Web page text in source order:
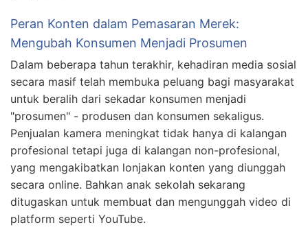
Peran Konten dalam Pemasaran Merek:
Mengubah Konsumen Menjadi Prosumen
Dalam beberapa tahun terakhir, kehadiran media sosial
secara masif telah membuka peluang bagi masyarakat
untuk beralih dari sekadar konsumen menjadi
"prosumen" - produsen dan konsumen sekaligus.
Penjualan kamera meningkat tidak hanya di kalangan
profesional tetapi juga di kalangan non-profesional,
yang mengakibatkan lonjakan konten yang diunggah
secara online. Bahkan anak sekolah sekarang
ditugaskan untuk membuat dan mengunggah video di
platform seperti YouTube.